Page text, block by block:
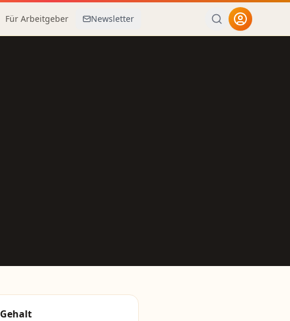
Für Arbeitgeber Newsletter
Gehalt